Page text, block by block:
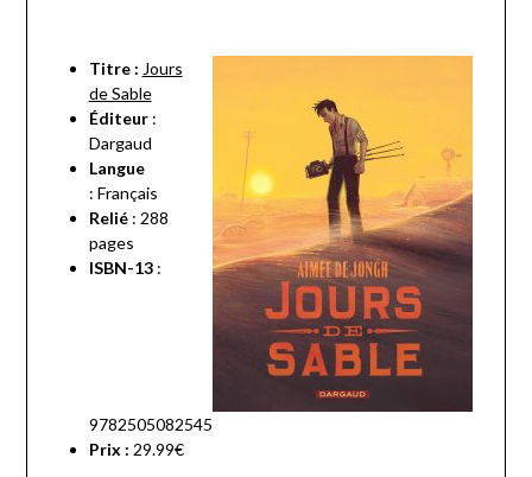
Titre : Jours
de Sable
Éditeur:
Dargaud
Langue
: Français
Relié: 288
pages
ISBN-13:
9782505082545
Prix : 29.99€